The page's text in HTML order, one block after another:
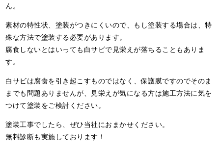
ん。
素材の特性状、塗装がつきにくいので、もし塗装する場合は、特
殊な方法で塗装する必要があります。
腐食しないとはいっても白サビで見栄えが落ちることもありま
す。
白サビは腐食を引き起こすものではなく、保護膜ですのでそのま
までも問題ありませんが、見栄えが気になる方は施工方法に気を
つけて塗装をご検討ください。
塗装工事でしたら、ぜひ当社におまかせください。
無料診断も実施しております！